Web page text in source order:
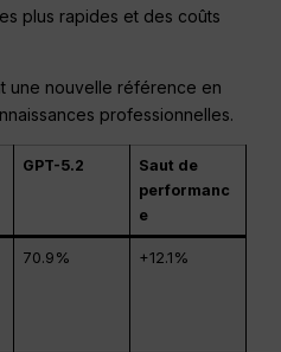
plus rapides et des coûts
une nouvelle référence en
professionnelles.
GPT-5.2
Saut de
performanc
e
70.9% +12.1%